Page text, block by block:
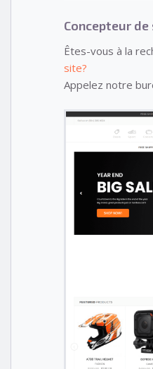
Concepteur
Êtes-vous à la
site?
Appelez notre